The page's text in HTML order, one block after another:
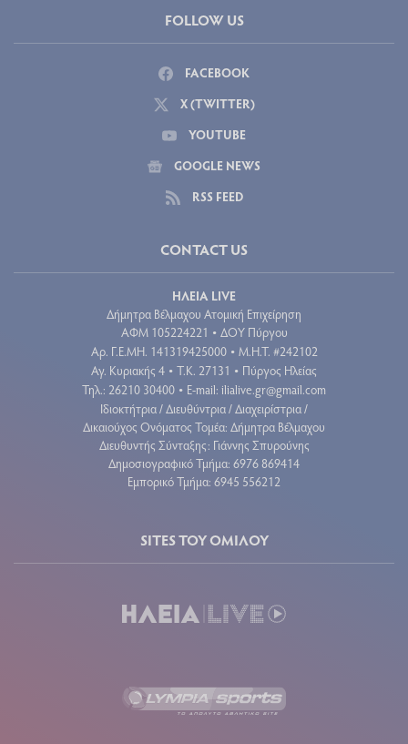
FOLLOW US
FACEBOOK
X (TWITTER)
YOUTUBE
GOOGLE NEWS
RSS FEED
CONTACT US
ΗΛΕΙΑ LIVE
Δήμητρα Βέλμαχου Ατομική Επιχείρηση
ΑΦΜ 105224221 • ΔΟΥ Πύργου
Aρ. Γ.Ε.ΜΗ. 141319425000 • Μ.Η.Τ. #242102
Αγ. Κυριακής 4 • Τ.Κ. 27131 • Πύργος Ηλείας
Τηλ.: 26210 30400 • E-mail: ilialive.gr@gmail.com
Ιδιοκτήτρια / Διευθύντρια / Διαχειρίστρια /
Δικαιούχος Ονόματος Τομέα: Δήμητρα Βέλμαχου
Διευθυντής Σύνταξης: Γιάννης Σπυρούνης
Δημοσιογραφικό Τμήμα: 6976 869414
Εμπορικό Τμήμα: 6945 556212
SITES ΤΟΥ ΟΜΙΛΟΥ